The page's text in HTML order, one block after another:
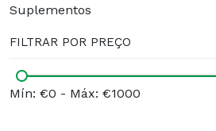
Suplementos
FILTRAR POR PREÇO
Mín: €0 - Máx: €1000